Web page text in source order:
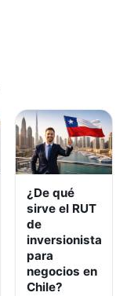
¿De qué
sirve el RUT
de
inversionista
para
negocios en
Chile?